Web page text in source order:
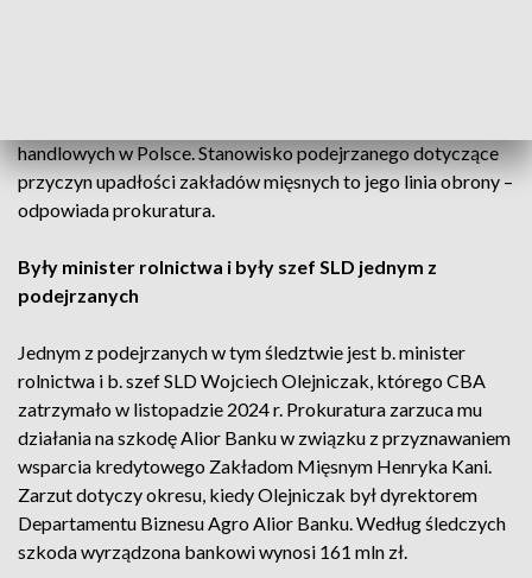
handlowych w Polsce. Stanowisko podejrzanego dotyczące
przyczyn upadłości zakładów mięsnych to jego linia obrony –
odpowiada prokuratura.
Były minister rolnictwa i były szef SLD jednym z
podejrzanych
Jednym z podejrzanych w tym śledztwie jest b. minister
rolnictwa i b. szef SLD Wojciech Olejniczak, którego CBA
zatrzymało w listopadzie 2024 r. Prokuratura zarzuca mu
działania na szkodę Alior Banku w związku z przyznawaniem
wsparcia kredytowego Zakładom Mięsnym Henryka Kani.
Zarzut dotyczy okresu, kiedy Olejniczak był dyrektorem
Departamentu Biznesu Agro Alior Banku. Według śledczych
szkoda wyrządzona bankowi wynosi 161 mln zł.